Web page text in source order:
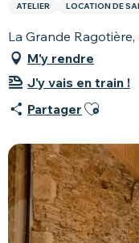
ATELIER LOCATION DE
La Grande
M'y rendre
J'y vais en train !
Partager Ajouter